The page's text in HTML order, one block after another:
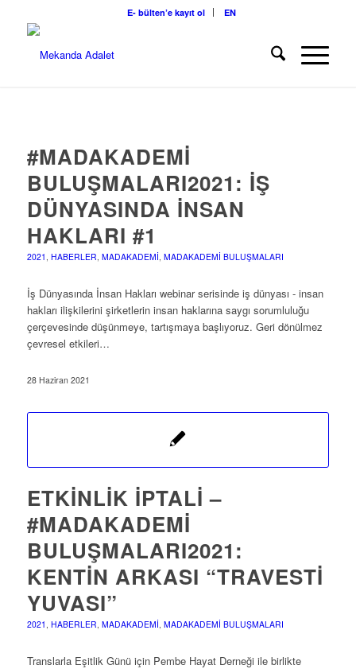
E- bülten’e kayıt ol EN
#MADAKADEMI
BULUŞMALARI2021: İŞ
DÜNYASINDA İNSAN
HAKLARI #1
2021 , HABERLER, MADAKADEMI, MADAKADEMI BULUŞMALARI
İş Dünyasında İnsan Hakları webinar serisinde iş dünyası - insan
hakları ilişkilerini şirketlerin insan haklarına saygı sorumluluğu
çerçevesinde düşünmeye, tartışmaya başlıyoruz. Geri dönülmez
çevresel etkileri…
28 Haziran 2021
ETKINLIK İPTALI –
#MADAKADEMI
BULUŞMALARI2021:
KENTIN ARKASI “TRAVESTI
YUVASI”
2021 , HABERLER, MADAKADEMI, MADAKADEMI BULUŞMALARI
Translarla Eşitlik Günü için Pembe Hayat Derneği ile birlikte